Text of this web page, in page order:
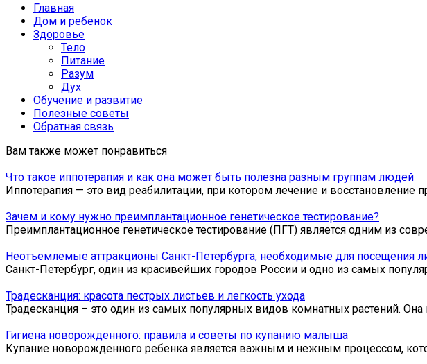
Главная
Дом и ребенок
Здоровье
Тело
Питание
Разум
Дух
Обучение и развитие
Полезные советы
Обратная связь
Вам также может понравиться
Что такое иппотерапия и как она может быть полезна разным группам людей
Иппотерапия — это вид реабилитации, при котором лечение и
Зачем и кому нужно преимплантационное генетическое тестирование?
Преимплантационное генетическое тестирование (ПГТ) является одним из
Неотъемлемые аттракционы Санкт-Петербурга, необходимые для посещения
Санкт-Петербург, один из красивейших городов России и одно из самых
Традесканция: красота пестрых листьев и легкость ухода
Традесканция – это один из самых популярных видов комнатных растений.
Гигиена новорожденного: правила и советы по купанию малыша
Купание новорожденного ребенка является важным и нежным процессом,